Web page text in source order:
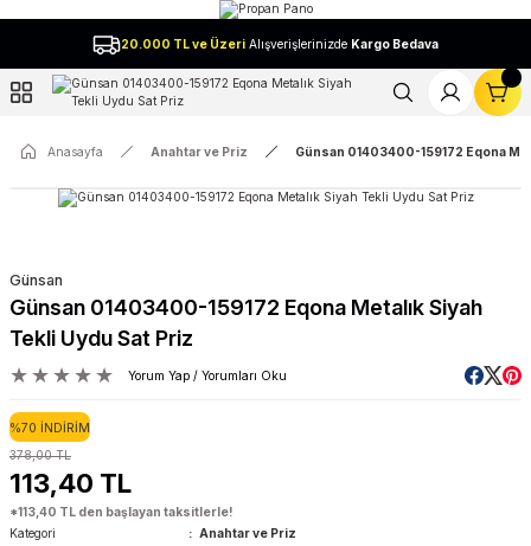
20.000 TL ve Üzeri Alışverişlerinizde Kargo Bedava
Anasayfa Anahtar ve Priz Günsan 01403400-159172 Eqona
Günsan
Günsan 01403400-159172 Eqona Metalık Siyah
Tekli Uydu Sat Priz
Yorum Yap / Yorumları Oku
%70 İNDİRİM
378,00 TL
113,40 TL
*113,40 TL den başlayan taksitlerle!
Kategori
Anahtar ve Priz